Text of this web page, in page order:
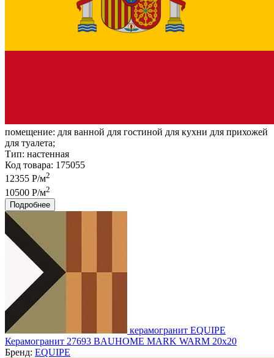
помещение: для ванной для гостиной для кухни для прихожей
для туалета;
Тип: настенная
Код товара: 175055
12355 Р/м2
10500 Р/м2
Подробнее
керамогранит EQUIPE
Керамогранит 27693 BAUHOME MARK WARM 20x20
Бренд: EQUIPE